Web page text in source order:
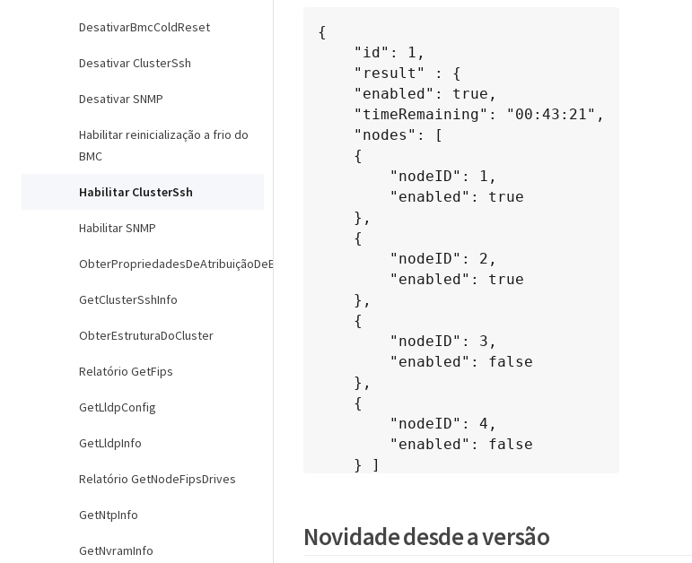
DesativarBmcColdReset
Desativar ClusterSsh
Desativar SNMP
Habilitar reinicialização a frio do
BMC
Habilitar ClusterSsh
Habilitar SNMP
ObterPropriedadesDeAtribuiçãoDeBin
GetClusterSshInfo
ObterEstruturaDoCluster
Relatório GetFips
GetLldpConfig
GetLldpInfo
Relatório GetNodeFipsDrives
GetNtpInfo
GetNvramInfo
{
Novidade desde a versão